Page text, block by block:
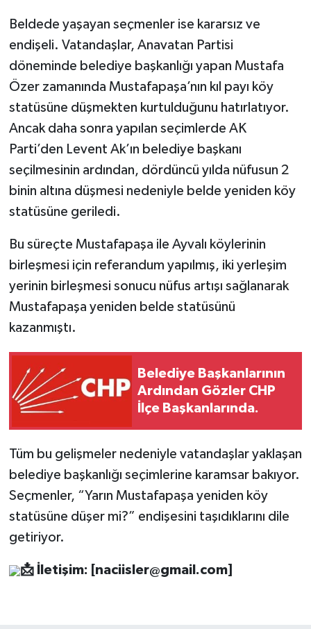
Beldede yaşayan seçmenler ise kararsız ve
endişeli. Vatandaşlar, Anavatan Partisi
döneminde belediye başkanlığı yapan Mustafa
Özer zamanında Mustafapaşa’nın kıl payı köy
statüsüne düşmekten kurtulduğunu hatırlatıyor.
Ancak daha sonra yapılan seçimlerde AK
Parti’den Levent Ak’ın belediye başkanı
seçilmesinin ardından, dördüncü yılda nüfusun 2
binin altına düşmesi nedeniyle belde yeniden köy
statüsüne geriledi.
Bu süreçte Mustafapaşa ile Ayvalı köylerinin
birleşmesi için referandum yapılmış, iki yerleşim
yerinin birleşmesi sonucu nüfus artışı sağlanarak
Mustafapaşa yeniden belde statüsünü
kazanmıştı.
Belediye Başkanlarının
Ardından Gözler CHP
İlçe Başkanlarında.
Tüm bu gelişmeler nedeniyle vatandaşlar yaklaşan
belediye başkanlığı seçimlerine karamsar bakıyor.
Seçmenler, “Yarın Mustafapaşa yeniden köy
statüsüne düşer mi?” endişesini taşıdıklarını dile
getiriyor.
📩İletişim: [ naciisler@gmail.com]